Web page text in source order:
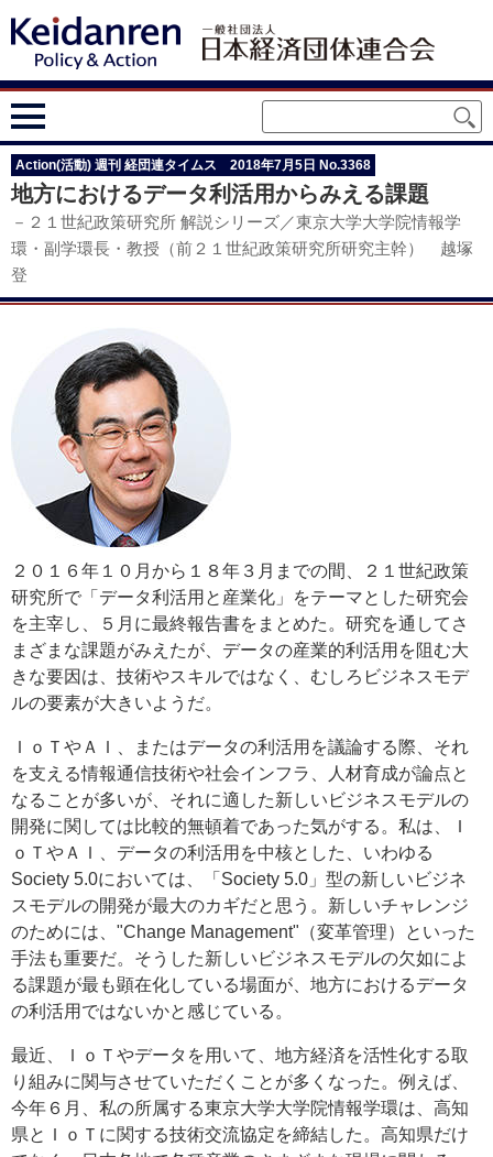
Action(活動) 週刊 経団連タイムス 2018年7月5日 No.3368
地方におけるデータ利活用からみえる課題
－２１世紀政策研究所 解説シリーズ／東京大学大学院情報学
環・副学環長・教授（前２１世紀政策研究所研究主幹） 越塚
登
２０１６年１０月から１８年３月までの間、２１世紀政策
研究所で「データ利活用と産業化」をテーマとした研究会
を主宰し、５月に最終報告書をまとめた。研究を通してさ
まざまな課題がみえたが、データの産業的利活用を阻む大
きな要因は、技術やスキルではなく、むしろビジネスモデ
ルの要素が大きいようだ。
ＩｏＴやＡＩ、またはデータの利活用を議論する際、それ
を支える情報通信技術や社会インフラ、人材育成が論点と
なることが多いが、それに適した新しいビジネスモデルの
開発に関しては比較的無頓着であった気がする。私は、Ｉ
ｏＴやＡＩ、データの利活用を中核とした、いわゆる
Society 5.0においては、「Society 5.0」型の新しいビジネ
スモデルの開発が最大のカギだと思う。新しいチャレンジ
のためには、"Change Management"（変革管理）といった
手法も重要だ。そうした新しいビジネスモデルの欠如によ
る課題が最も顕在化している場面が、地方におけるデータ
の利活用ではないかと感じている。
最近、ＩｏＴやデータを用いて、地方経済を活性化する取
り組みに関与させていただくことが多くなった。例えば、
今年６月、私の所属する東京大学大学院情報学環は、高知
県とＩｏＴに関する技術交流協定を締結した。高知県だけ